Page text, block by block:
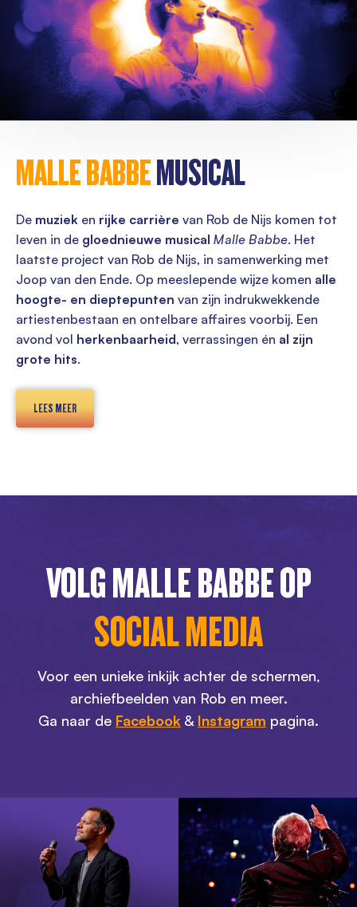
MALLE BABBEMUSICAL
De muziek en rijke carrière van Rob de Nijs komen tot
leven in de gloednieuwe musical Malle Babbe. Het
laatste project van Rob de Nijs, in samenwerking met
Joop van den Ende. Op meeslepende wijze komen alle
hoogte- en dieptepunten van zijn indrukwekkende
artiestenbestaan en ontelbare affaires voorbij. Een
avond vol herkenbaarheid, verrassingen én al zijn
grote hits.
LEES MEER
VOLG MALLE BABBE OP
SOCIAL MEDIA
Voor een unieke inkijk achter de schermen,
archiefbeelden van Rob en meer.
Ga naar de Facebook & Instagram pagina.